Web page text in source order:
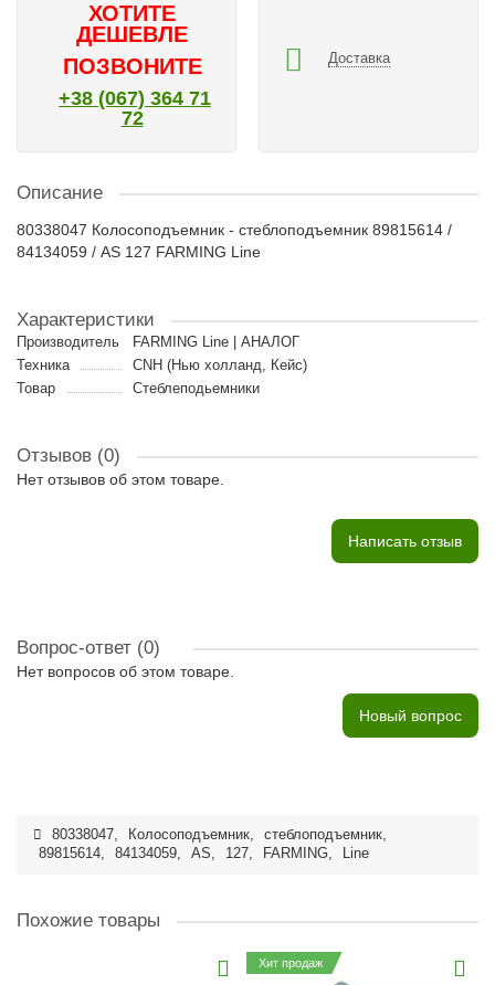
ХОТИТЕ
ДЕШЕВЛЕ
ПОЗВОНИТЕ
+38 (067) 364 71
72
Доставка
Описание
80338047 Колосоподъемник - стеблоподъемник 89815614 /
84134059 / AS 127 FARMING Line
Характеристики
Производитель
FARMING Line | АНАЛОГ
Техника
CNH (Нью холланд, Кейс)
Товар
Стеблеподьемники
Отзывов (0)
Нет отзывов об этом товаре.
Написать отзыв
Вопрос-ответ (0)
Нет вопросов об этом товаре.
Новый вопрос
80338047, Колосоподъемник, стеблоподъемник,
89815614, 84134059, AS, 127, FARMING, Line
Похожие товары
Хит продаж